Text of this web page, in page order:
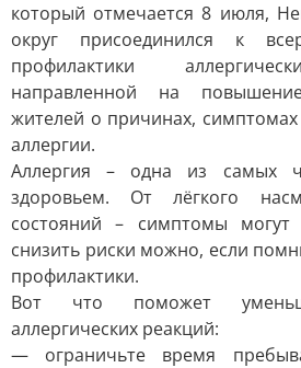
который отмечается 8 июля,
округ присоединился к
профилактики
направленной на
жителей о причинах,
аллергии.
Аллергия – одна из самых
здоровьем. От лёгкого
состояний – симптомы
снизить риски можно, если
профилактики.
Вот что поможет
аллергических реакций:
— ограничьте время